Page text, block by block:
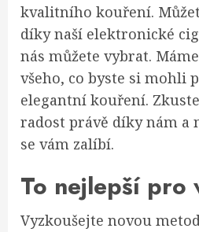
kvalitního kouření.
díky naší elektronické
nás můžete vybrat.
všeho, co byste si mohli
elegantní kouření.
radost právě díky nám a
se vám zalíbí.
To nejlepší pro
Vyzkoušejte novou